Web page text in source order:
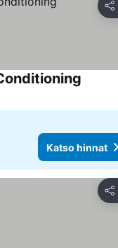
Jaa
Katso hinnat
Jaa